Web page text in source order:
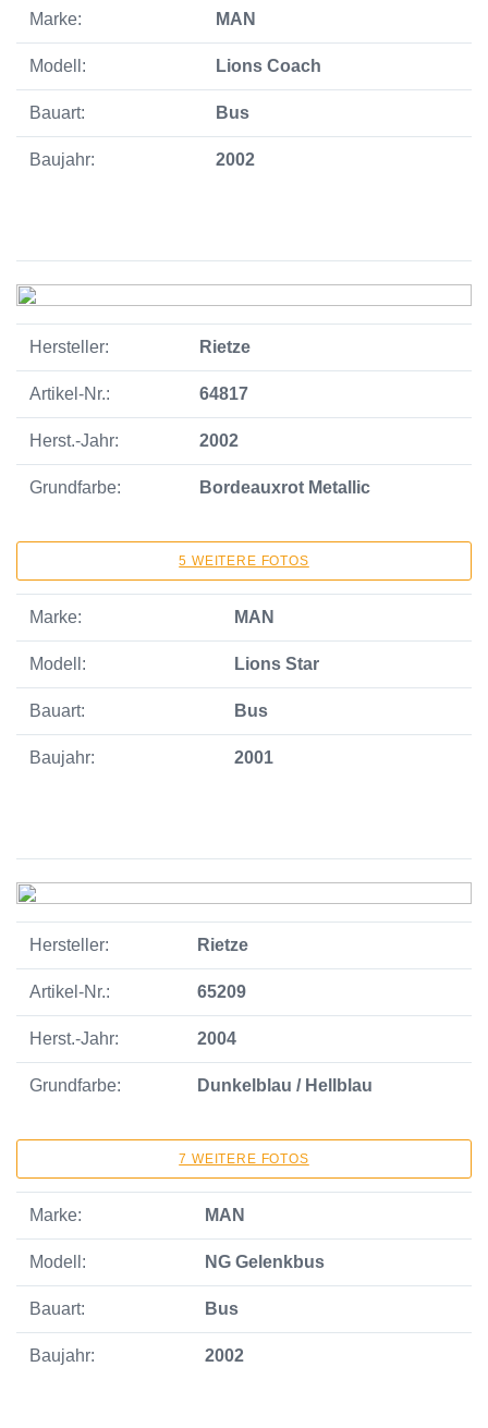
Marke: MAN
Modell: Lions Coach
Bauart: Bus
Baujahr: 2002
Hersteller: Rietze
Artikel-Nr.: 64817
Herst.-Jahr: 2002
Grundfarbe: Bordeauxrot Metallic
5 WEITERE FOTOS
Marke: MAN
Modell: Lions Star
Bauart: Bus
Baujahr: 2001
Hersteller: Rietze
Artikel-Nr.: 65209
Herst.-Jahr: 2004
Grundfarbe: Dunkelblau / Hellblau
7 WEITERE FOTOS
Marke: MAN
Modell: NG Gelenkbus
Bauart: Bus
Baujahr: 2002